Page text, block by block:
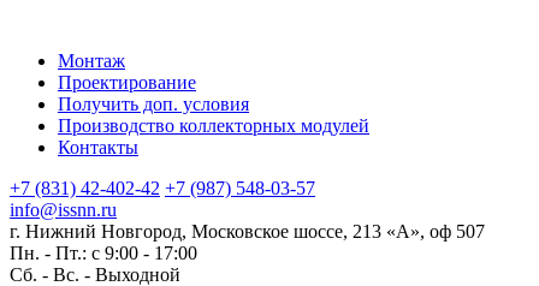
Монтаж
Проектирование
Получить доп. условия
Производство коллекторных модулей
Контакты
+7 (831) 42-402-42 +7 (987) 548-03-57
info@issnn.ru
г. Нижний Новгород, Московское шоссе, 213 «А», оф 507
Пн. - Пт.: с 9:00 - 17:00
Сб. - Вс. - Выходной